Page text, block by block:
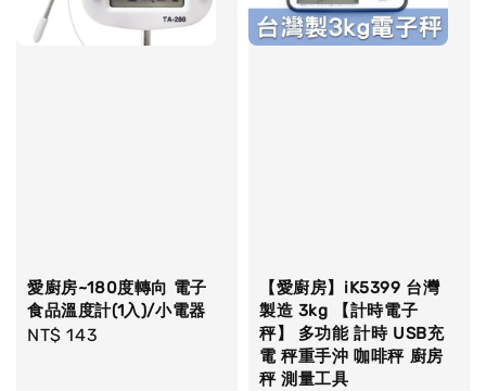
愛廚房~180度轉向 電子
食品溫度計(1入)/小電器
Regular
NT$ 143
【愛廚房】iK5399 台灣
製造 3kg 【計時電子
秤】 多功能 計時 USB充
電 秤重手沖 咖啡秤 廚房
秤 測量工具